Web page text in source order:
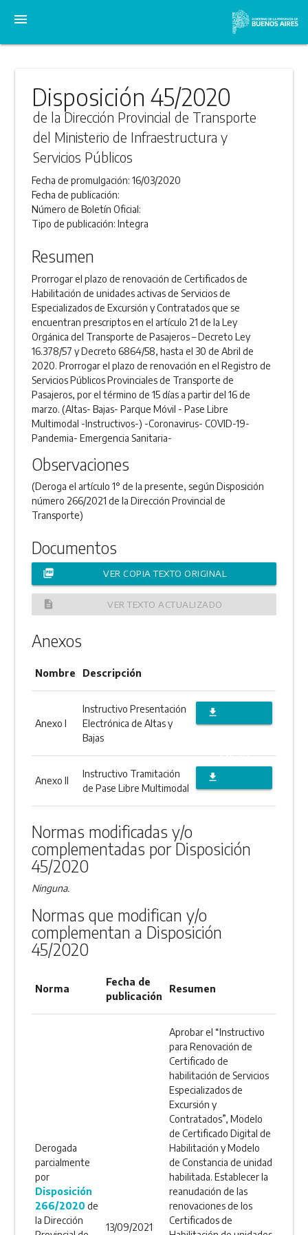
menu
Disposición 45/2020
de la Dirección Provincial de Transporte
del Ministerio de Infraestructura y
Servicios Públicos
Fecha de promulgación:16/03/2020
Fecha de publicación:
Número de Boletín Oficial:
Tipo de publicación:Integra
Resumen
Prorrogar el plazo de renovación de Certificados de
Habilitación de unidades activas de Servicios de
Especializados de Excursión y Contratados que se
encuentran prescriptos en el artículo 21 de la Ley
Orgánica del Transporte de Pasajeros – Decreto Ley
16.378/57 y Decreto 6864/58, hasta el 30 de Abril de
2020. Prorrogar el plazo de renovación en el Registro de
Servicios Públicos Provinciales de Transporte de
Pasajeros, por el término de 15 días a partir del 16 de
marzo. (Altas- Bajas- Parque Móvil - Pase Libre
Multimodal -Instructivos-) -Coronavirus- COVID-19-
Pandemia- Emergencia Sanitaria-
Observaciones
(Deroga el artículo 1° de la presente, según Disposición
número 266/2021 de la Dirección Provincial de
Transporte)
Documentos
picture_as_pdf VER COPIA TEXTO ORIGINAL
description VER TEXTO ACTUALIZADO
Anexos
Nombre Descripción
Anexo I
Instructivo Presentación
Electrónica de Altas y
Bajas
file_download
ANEXO
Anexo II
Instructivo Tramitación
de Pase Libre Multimodal
file_download
Normas modificadas y/o
complementadas por Disposición
45/2020
Ninguna.
Normas que modifican y/o
complementan a Disposición
45/2020
Norma
Fecha de
publicación
Resumen
Derogada
parcialmente
por
Disposición
266/2020 de
la Dirección
13/09/2021
Aprobar el “Instructivo
para Renovación de
Certificado de
habilitación de Servicios
Especializados de
Excursión y
Contratados”, Modelo
de Certificado Digital de
Habilitación y Modelo
de Constancia de unidad
habilitada. Establecer la
reanudación de las
renovaciones de los
Certificados de